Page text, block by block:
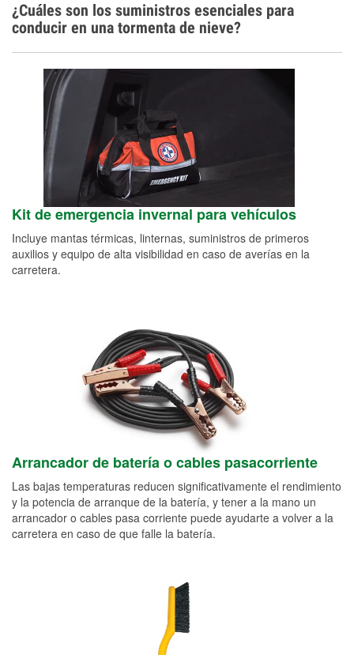
¿Cuáles son los suministros esenciales para
conducir en una tormenta de nieve?
Kit de emergencia invernal para vehículos
Incluye mantas térmicas, linternas, suministros de primeros
auxilios y equipo de alta visibilidad en caso de averías en la
carretera.
Arrancador de batería o cables pasacorriente
Las bajas temperaturas reducen significativamente el rendimiento
y la potencia de arranque de la batería, y tener a la mano un
arrancador o cables pasa corriente puede ayudarte a volver a la
carretera en caso de que falle la batería.